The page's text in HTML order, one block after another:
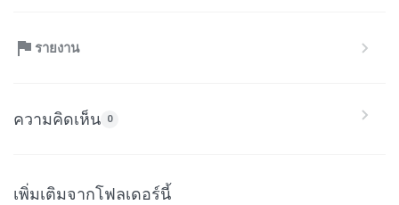
รายงาน
ความคิดเห็น 0
เพิ่มเติมจากโฟลเดอร์นี้